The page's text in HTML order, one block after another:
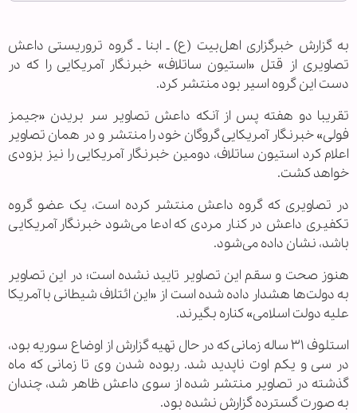
به گزارش خبرگزاری اهل‌بیت (ع) ـ ابنا ـ گروه تروریستی داعش
تصاویری از قتل «استیون ساتلاف» خبرنگار آمریکایی را که در
دست این گروه اسیر بود منتشر کرد.
تقریبا دو هفته پس از آنکه داعش تصاویر سر بریدن «جیمز
فولی» خبرنگار آمریکایی گروگان خود را منتشر و در‌‌ همان تصاویر
اعلام کرد استیون ساتلاف، دومین خبرنگار آمریکایی را نیز بزودی
خواهد کشت.
در تصاویری که گروه داعش منتشر کرده است، یک عضو گروه
تکفیری داعش در کنار مردی که ادعا می‌شود خبرنگار آمریکایی
باشد، نشان داده می‌شود.
هنوز صحت و سقم این تصاویر تایید نشده است؛ در این تصاویر
به دولت‌ها هشدار داده شده است از «این ائتلاف شیطانی با آمریکا
علیه دولت اسلامی» کناره بگیرند.
استلوف ۳۱ ساله زمانی که در حال تهیه گزارش از اوضاع سوریه بود،
در سی و یکم اوت ناپدید شد. ربوده شدن وی تا زمانی که ماه
گذشته در تصاویر منتشر شده از سوی داعش ظاهر شد، چندان
به صورت گسترده گزارش نشده بود.